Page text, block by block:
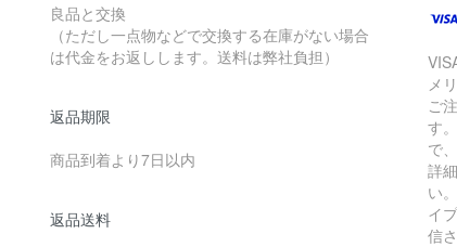
良品と交換
（ただし一点物などで交換する在庫がない場合
は代金をお返しします。送料は弊社負担）
返品期限
商品到着より7日以内
返品送料
メ
ご
す
で
詳
い。
イ
信